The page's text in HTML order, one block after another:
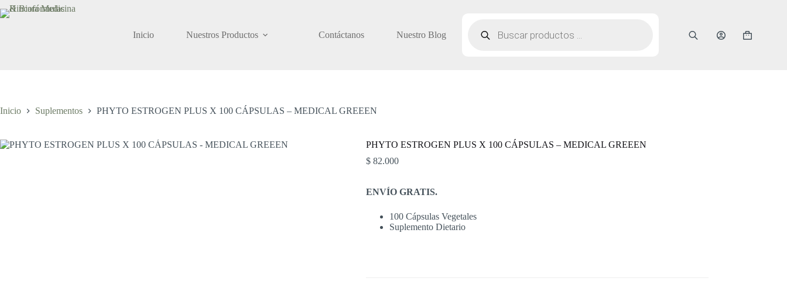
Saltar
al
Inicio
Nuestros Productos Contáctanos Nuestro Blog
productos
Carro
Inicio Suplementos PHYTO ESTROGEN PLUS X 100 CÁPSULAS – MEDICAL GREEEN
PHYTO ESTROGEN PLUS X 100 CÁPSULAS – MEDICAL GREEEN
$82.000
ENVÍO GRATIS.
100 Cápsulas Vegetales
Suplemento Dietario